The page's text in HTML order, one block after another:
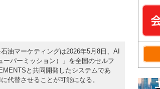
油マーケティングは2026年5月8日、AI
パーミッション）」を全国のセルフ
と共同開発したシステムであ
代替させることが可能になる。